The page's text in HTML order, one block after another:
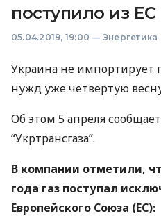
поступило из
05.04.2019, 19:00 — Энергетика
Украина не импортирует
нужд уже четвертую
Об этом 5 апреля
“Укртрансгаза”.
В компании отметили,
года газ поступал
Европейского Союза (ЕС):